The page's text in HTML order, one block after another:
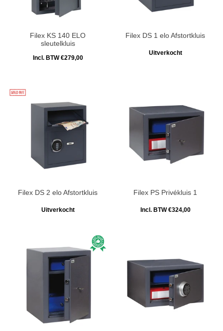
Filex KS 140 ELO
sleutelkluis
Incl. BTW €279,00
Filex DS 1 elo Afstortkluis
Uitverkocht
Filex DS 2 elo Afstortkluis
Uitverkocht
Filex PS Privékluis 1
Incl. BTW €324,00